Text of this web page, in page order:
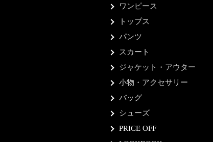
ワンピース
トップス
パンツ
スカート
ジャケット・アウター
小物・アクセサリー
バッグ
シューズ
PRICE OFF